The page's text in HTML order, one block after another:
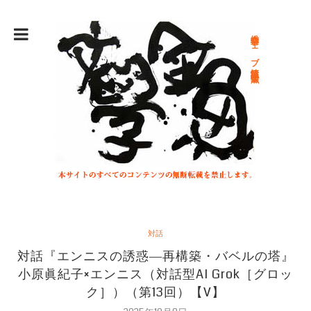
総合文学ウェブ情報誌 文学金魚
対話
対話『エンニスの誘惑―再構築・バベルの塔』
小原眞紀子×エンニス（対話型AI Grok［グロッ
ク］）（第13回）【V】